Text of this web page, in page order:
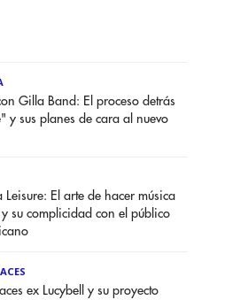
Gilla Band: El proceso detrás
y sus planes de cara al nuevo
Leisure: El arte de hacer música
su complicidad con el público
ex Lucybell y su proyecto